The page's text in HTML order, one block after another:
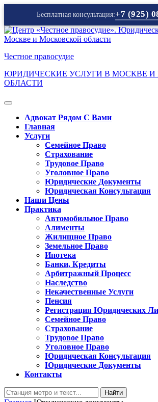
Бесплатная консультация:+7 (925)
Перейти
к
Честное правосудие
ЮРИДИЧЕСКИЕ УСЛУГИ В МОСКВЕ
ОБЛАСТИ
Кнопка
ОткрытьАдвокат Рядом С Вами
Главная
Услуги
Семейное Право
Страхование
Трудовое Право
Уголовное Право
Юридические Документы
Юридическая Консультация
Наши Цены
Практика
Автомобильное Право
Алименты
Жилищное Право
Земельное Право
Ипотека
Банки, Кредиты
Арбитражный Процесс
Наследство
Некачественные Услуги
Пенсия
Регистрация Юридических
Семейное Право
Страхование
Трудовое Право
Уголовное Право
Юридическая Консультация
Юридические Документы
Контакты
Кнопка
Закрыть
Найти: